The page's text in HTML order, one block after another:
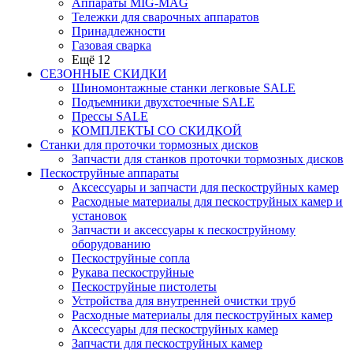
Аппараты MIG-MAG
Тележки для сварочных аппаратов
Принадлежности
Газовая сварка
Ещё 12
СЕЗОННЫЕ СКИДКИ
Шиномонтажные станки легковые SALE
Подъемники двухстоечные SALE
Прессы SALE
КОМПЛЕКТЫ СО СКИДКОЙ
Станки для проточки тормозных дисков
Запчасти для станков проточки тормозных дисков
Пескоструйные аппараты
Аксессуары и запчасти для пескоструйных камер
Расходные материалы для пескоструйных камер и
установок
Запчасти и аксессуары к пескоструйному
оборудованию
Пескоструйные сопла
Рукава пескоструйные
Пескоструйные пистолеты
Устройства для внутренней очистки труб
Расходные материалы для пескоструйных камер
Аксессуары для пескоструйных камер
Запчасти для пескоструйных камер